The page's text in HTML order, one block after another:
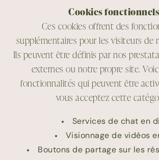
Cookies fonctionnels
Ces cookies offrent des
supplémentaires pour les visiteurs de
Ils peuvent être définis par nos
externes ou notre propre site.
fonctionnalités qui peuvent être
vous acceptez cette
Services de chat en
Visionnage de vidéos
Boutons de partage sur les